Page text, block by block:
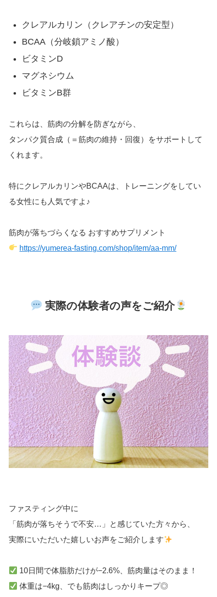
クレアルカリン（クレアチンの安定型）
BCAA（分岐鎖アミノ酸）
ビタミンD
マグネシウム
ビタミンB群
これらは、筋肉の分解を防ぎながら、
タンパク質合成（＝筋肉の維持・回復）をサポートして
くれます。
特にクレアルカリンやBCAAは、トレーニングをしてい
る女性にも人気ですよ♪
筋肉が落ちづらくなる おすすめサプリメント
https://yumerea-fasting.com/shop/item/aa-mm/
実際の体験者の声をご紹介
ファスティング中に
「筋肉が落ちそうで不安…」と感じていた方々から、
実際にいただいた嬉しいお声をご紹介します
10日間で体脂肪だけが−2.6%、筋肉量はそのまま！
体重は−4kg、でも筋肉はしっかりキープ◎